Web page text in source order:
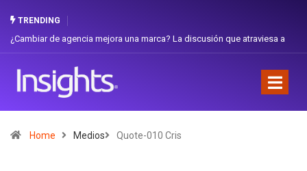
TRENDING
¿Cambiar de agencia mejora una marca? La discusión que atraviesa a
Home Medios Quote-010 Cris